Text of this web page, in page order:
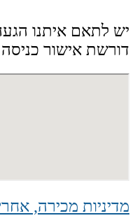
יש לתאם איתנו
דורשת אישור
מדיניות מכירה,